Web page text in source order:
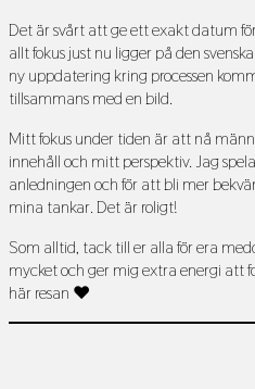
Det är svårt att ge ett exakt datum
allt fokus just nu ligger på den
ny uppdatering kring processen
tillsammans med en bild.
Mitt fokus under tiden är att nå
innehåll och mitt perspektiv. Jag
anledningen och för att bli mer
mina tankar. Det är roligt!
Som alltid, tack till er alla för era
mycket och ger mig extra energi att
här resan ❤️